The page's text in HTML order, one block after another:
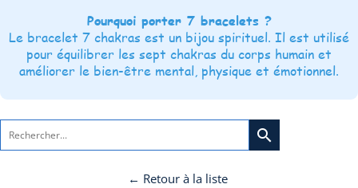
Pourquoi porter 7 bracelets ?
Le bracelet 7 chakras est un bijou spirituel. Il est utilisé
pour équilibrer les sept chakras du corps humain et
améliorer le bien-être mental, physique et émotionnel.
search
← Retour à la liste